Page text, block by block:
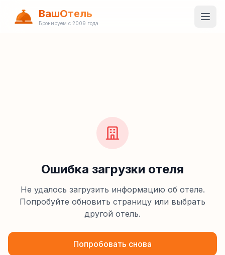
ВашОтель
Бронируем с 2009 года
Ошибка загрузки отеля
Не удалось загрузить информацию об отеле.
Попробуйте обновить страницу или выбрать
другой отель.
Попробовать снова